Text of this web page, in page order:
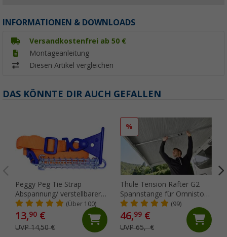
INFORMATIONEN & DOWNLOADS
Versandkostenfrei ab 50 €
Montageanleitung
Diesen Artikel vergleichen
DAS KÖNNTE DIR AUCH GEFALLEN
Peggy Peg Tie Strap
Abspannung/ verstellbarer
Markiesenspanngurt(Über 100)
13,90 €
UVP 14,50 €
%
Thule Tension Rafter G2
Spannstange für Omnistor
5200/4900/5003/5002 250
cm
(99)
46,99€
UVP 65,- €